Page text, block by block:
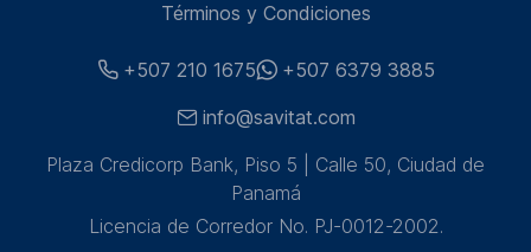
Términos y Condiciones
+507 210 1675
+507 6379 3885
info@savitat.com
Plaza Credicorp Bank, Piso 5 | Calle 50, Ciudad de
Panamá
Licencia de Corredor No. PJ-0012-2002.